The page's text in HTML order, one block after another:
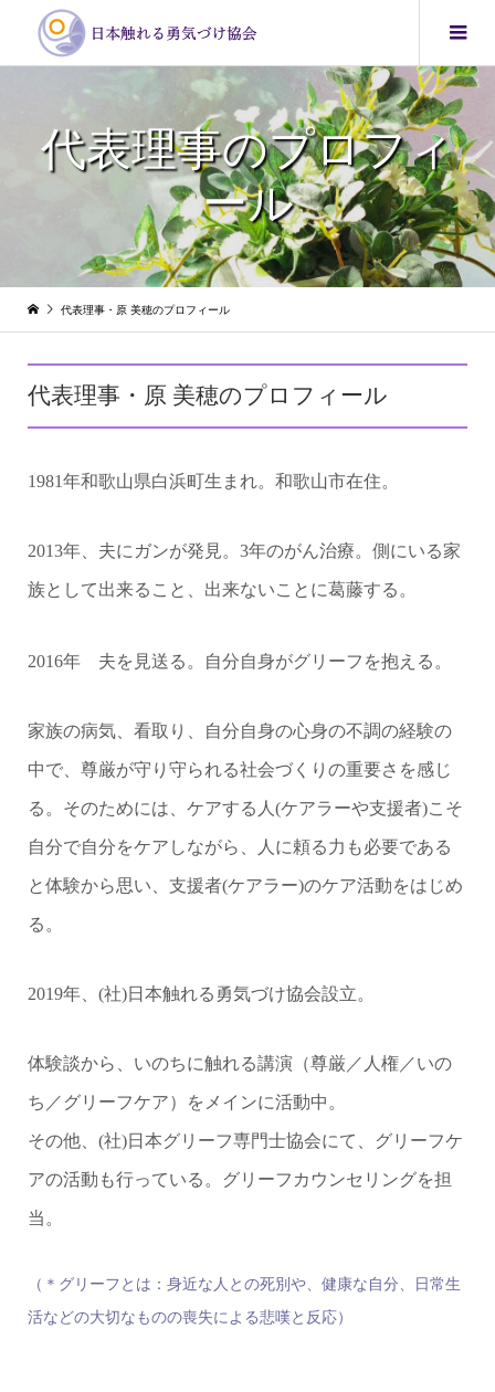
代表理事のプロフィ
ール
代表理事・原 美穂のプロフィール
代表理事・原 美穂のプロフィール
1981年和歌山県白浜町生まれ。和歌山市在住。
2013年、夫にガンが発見。 3年のがん治療。 側にいる家
族として出来ること、出来ないことに葛藤する。
2016年 夫を見送る。 自分自身がグリーフを抱える。
家族の病気、看取り、 自分自身の心身の不調の経験の
中で、 尊厳が守り守られる社会づくりの重要さを感じ
る。 そのためには、 ケアする人(ケアラーや支援者)こそ
自分で自分をケアしながら、人に頼る力も必要である
と体験から思い、 支援者(ケアラー)のケア活動をはじめ
る。
2019年、 (社)日本触れる勇気づけ協会設立。
体験談から、いのちに触れる講演（尊厳／人権／いの
ち／グリーフケア）をメインに活動中。
その他、(社)日本グリーフ専門士協会にて、グリーフケ
アの活動も行っている。グリーフカウンセリングを担
当。
（＊グリーフとは：身近な人との死別や、健康な自分、日常生
活などの大切なものの喪失による悲嘆と反応）